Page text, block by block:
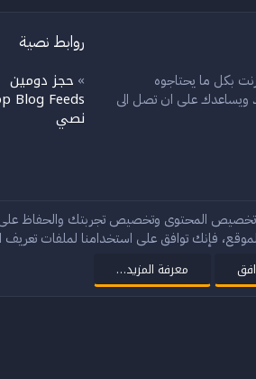
بكل ما يحتاجوه
ويساعدك على ان تصل الى
روابط نصية
» حجز دومين
Blog Feeds
نصي
©
Rain theme made by
في تخصيص المحتوى وتخصيص تجربتك والحفاظ
فإنك توافق على استخدامنا لملفات تعريف
معرفة المزيد…